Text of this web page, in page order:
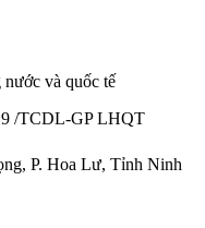
và quốc tế
/TCDL-GP LHQT
P. Hoa Lư, Tỉnh Ninh